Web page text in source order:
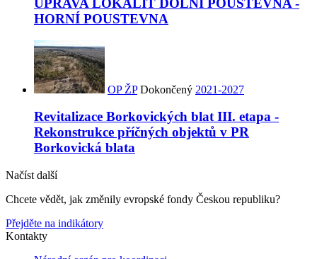
ÚPRAVA LOKALIT DOLNÍ POUSTEVNA -
HORNÍ POUSTEVNA
OP ŽP Dokončený 2021-2027
Revitalizace Borkovických blat III. etapa -
Rekonstrukce příčných objektů v PR
Borkovická blata
Načíst další
Chcete vědět, jak změnily evropské fondy Českou republiku?
Přejděte na indikátory
Kontakty